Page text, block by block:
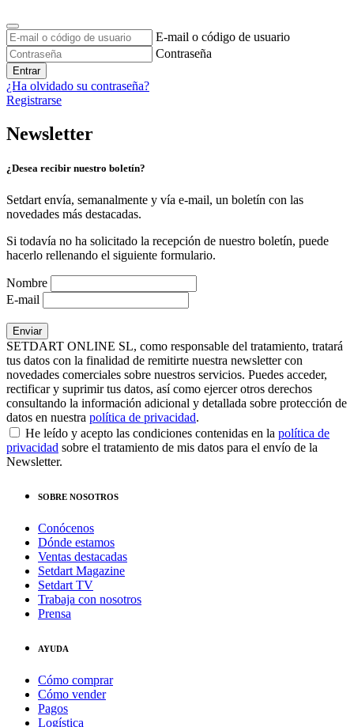
E-mail o código de usuario
Contraseña
Entrar
¿Ha olvidado su contraseña?
Registrarse
Newsletter
¿Desea recibir nuestro boletín?
Setdart envía, semanalmente y vía e-mail, un boletín con las
novedades más destacadas.
Si todavía no ha solicitado la recepción de nuestro boletín, puede
hacerlo rellenando el siguiente formulario.
Nombre
E-mail
SETDART ONLINE SL, como responsable del tratamiento, tratará
tus datos con la finalidad de remitirte nuestra newsletter con
novedades comerciales sobre nuestros servicios. Puedes acceder,
rectificar y suprimir tus datos, así como ejercer otros derechos
consultando la información adicional y detallada sobre protección de
datos en nuestra política de privacidad.
He leído y acepto las condiciones contenidas en la política de
privacidad sobre el tratamiento de mis datos para el envío de la
Newsletter.
SOBRE NOSOTROS
Conócenos
Dónde estamos
Ventas destacadas
Setdart Magazine
Setdart TV
Trabaja con nosotros
Prensa
AYUDA
Cómo comprar
Cómo vender
Pagos
Logística